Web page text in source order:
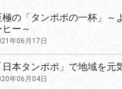
極の「タンポポの一杯」～
ヒー～
年06月17日
日本タンポポ」で地域を元
年06月04日